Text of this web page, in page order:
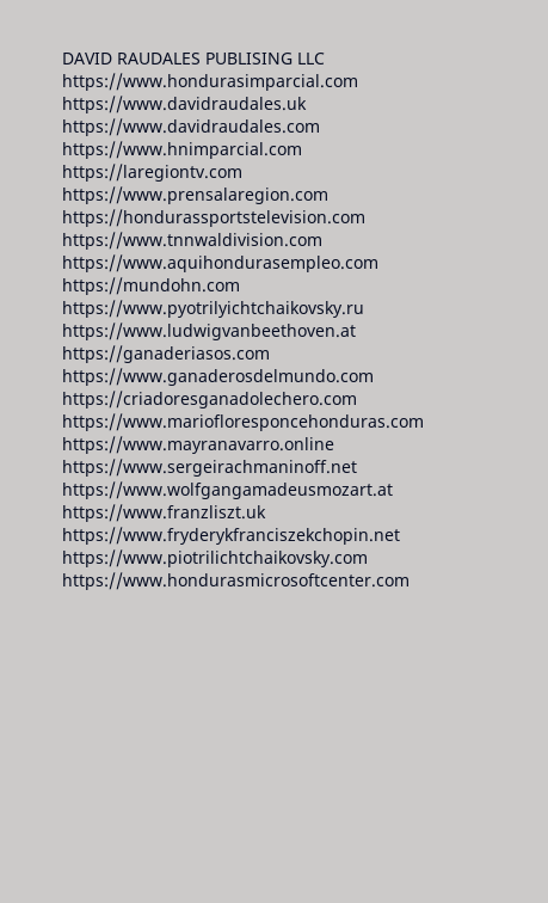
DAVID RAUDALES PUBLISING LLC
https://www.hondurasimparcial.com
https://www.davidraudales.uk
https://www.davidraudales.com
https://www.hnimparcial.com
https://laregiontv.com
https://www.prensalaregion.com
https://hondurassportstelevision.com
https://www.tnnwaldivision.com
https://www.aquihondurasempleo.com
https://mundohn.com
https://www.pyotrilyichtchaikovsky.ru
https://www.ludwigvanbeethoven.at
https://ganaderiasos.com
https://www.ganaderosdelmundo.com
https://criadoresganadolechero.com
https://www.mariofloresponcehonduras.com
https://www.mayranavarro.online
https://www.sergeirachmaninoff.net
https://www.wolfgangamadeusmozart.at
https://www.franzliszt.uk
https://www.fryderykfranciszekchopin.net
https://www.piotrilichtchaikovsky.com
https://www.hondurasmicrosoftcenter.com